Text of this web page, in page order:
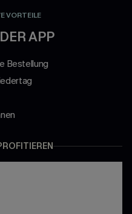
VORTEILE
APP
Bestellung